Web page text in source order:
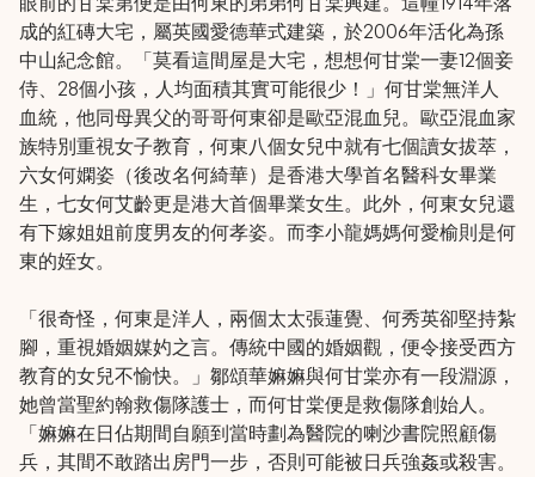
成的紅磚大宅，屬英國愛德華式建築，於2006年活化為孫
中山紀念館。「莫看這間屋是大宅，想想何甘棠一妻12個妾
侍、28個小孩，人均面積其實可能很少！」何甘棠無洋人
血統，他同母異父的哥哥何東卻是歐亞混血兒。歐亞混血家
族特別重視女子教育，何東八個女兒中就有七個讀女拔萃，
六女何嫻姿（後改名何綺華）是香港大學首名醫科女畢業
生，七女何艾齡更是港大首個畢業女生。此外，何東女兒還
有下嫁姐姐前度男友的何孝姿。而李小龍媽媽何愛榆則是何
東的姪女。
「很奇怪，何東是洋人，兩個太太張蓮覺、何秀英卻堅持紮
腳，重視婚姻媒妁之言。傳統中國的婚姻觀，便令接受西方
教育的女兒不愉快。」鄒頌華嫲嫲與何甘棠亦有一段淵源，
她曾當聖約翰救傷隊護士，而何甘棠便是救傷隊創始人。
「嫲嫲在日佔期間自願到當時劃為醫院的喇沙書院照顧傷
兵，其間不敢踏出房門一步，否則可能被日兵強姦或殺害。